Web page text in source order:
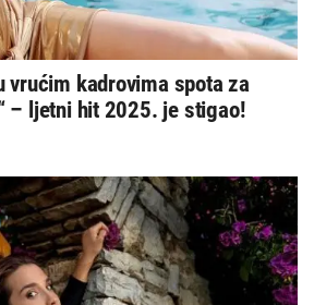
vrućim kadrovima spota za
– ljetni hit 2025. je stigao!